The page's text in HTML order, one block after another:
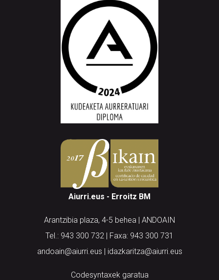
Aiurri.eus - Erroitz BM
Arantzibia plaza, 4-5 behea | ANDOAIN
Tel.: 943 300 732 | Faxa: 943 300 731
andoain@aiurri.eus | idazkaritza@aiurri.eus
Codesyntaxek garatua